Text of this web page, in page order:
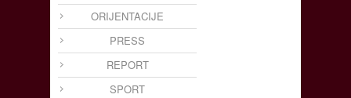
ORIJENTACIJE
PRESS
REPORT
SPORT